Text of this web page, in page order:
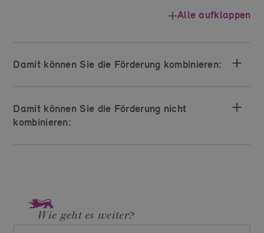
Alle aufklappen
Damit können Sie die Förderung kombinieren:
Damit können Sie die Förderung nicht
kombinieren:
Wie geht es weiter?